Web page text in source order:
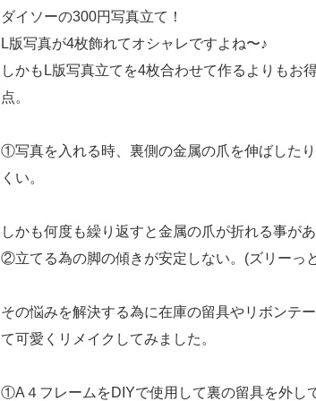
ダイソーの300円写真立て！
L版写真が4枚飾れてオシャレですよね〜♪
しかもL版写真立てを4枚合わせて作るよりもお
点。
①写真を入れる時、裏側の金属の爪を伸ばした
くい。
しかも何度も繰り返すと金属の爪が折れる事があ
②立てる為の脚の傾きが安定しない。(ズリーっ
その悩みを解決する為に在庫の留具やリボンテ
て可愛くリメイクしてみました。
①A４フレームをDIYで使用して裏の留具を外し